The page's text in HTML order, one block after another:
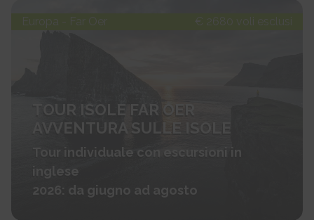
Europa - Far Oer € 2680 voli esclusi
TOUR ISOLE FAR OER
AVVENTURA SULLE ISOLE
Tour individuale con escursioni in
inglese
2026: da giugno ad agosto